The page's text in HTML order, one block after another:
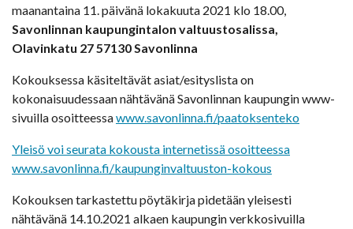
maanantaina 11. päivänä lokakuuta 2021 klo 18.00,
Savonlinnan kaupungintalon valtuustosalissa,
Olavinkatu 27 57130 Savonlinna
Kokouksessa käsiteltävät asiat/esityslista on
kokonaisuudessaan nähtävänä Savonlinnan kaupungin www-
sivuilla osoitteessawww.savonlinna.fi/paatoksenteko
Yleisö voi seurata kokousta internetissä osoitteessa
www.savonlinna.fi/kaupunginvaltuuston-kokous
Kokouksen tarkastettu pöytäkirja pidetään yleisesti
nähtävänä 14.10.2021 alkaen kaupungin verkkosivuilla